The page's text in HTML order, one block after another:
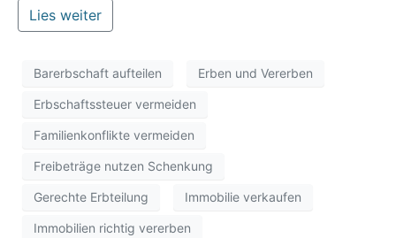
Lies weiter
Barerbschaft aufteilen Erben und Vererben
Erbschaftssteuer vermeiden
Familienkonflikte vermeiden
Freibeträge nutzen Schenkung
Gerechte Erbteilung Immobilie verkaufen
Immobilien richtig vererben